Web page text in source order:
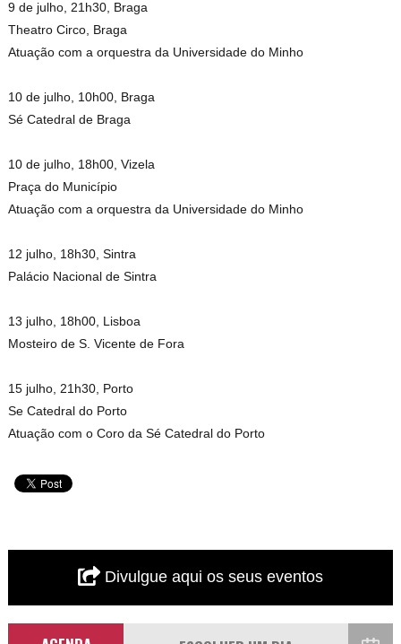
9 de julho, 21h30, Braga
Theatro Circo, Braga
Atuação com a orquestra da Universidade do Minho
10 de julho, 10h00, Braga
Sé Catedral de Braga
10 de julho, 18h00, Vizela
Praça do Município
Atuação com a orquestra da Universidade do Minho
12 julho, 18h30, Sintra
Palácio Nacional de Sintra
13 julho, 18h00, Lisboa
Mosteiro de S. Vicente de Fora
15 julho, 21h30, Porto
Se Catedral do Porto
Atuação com o Coro da Sé Catedral do Porto
Divulgue aqui os seus eventos